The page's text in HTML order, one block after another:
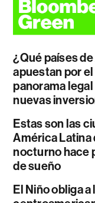
¿Qué países
apuestan por
panorama
nuevas
Estas son las
América Latina
nocturno hace
de sueño
El Niño obliga